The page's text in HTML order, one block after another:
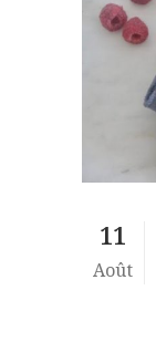
11
Août